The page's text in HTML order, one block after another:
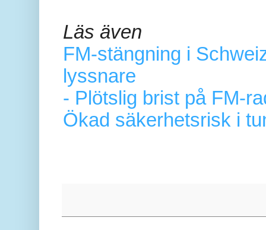
Läs även
FM-stängning i
lyssnare
- Plötslig brist på FM-
Ökad säkerhetsrisk i